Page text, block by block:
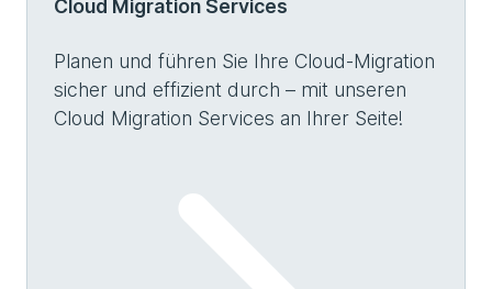
Cloud Migration Services
Planen und führen Sie Ihre Cloud-Migration
sicher und effizient durch – mit unseren
Cloud Migration Services an Ihrer Seite!